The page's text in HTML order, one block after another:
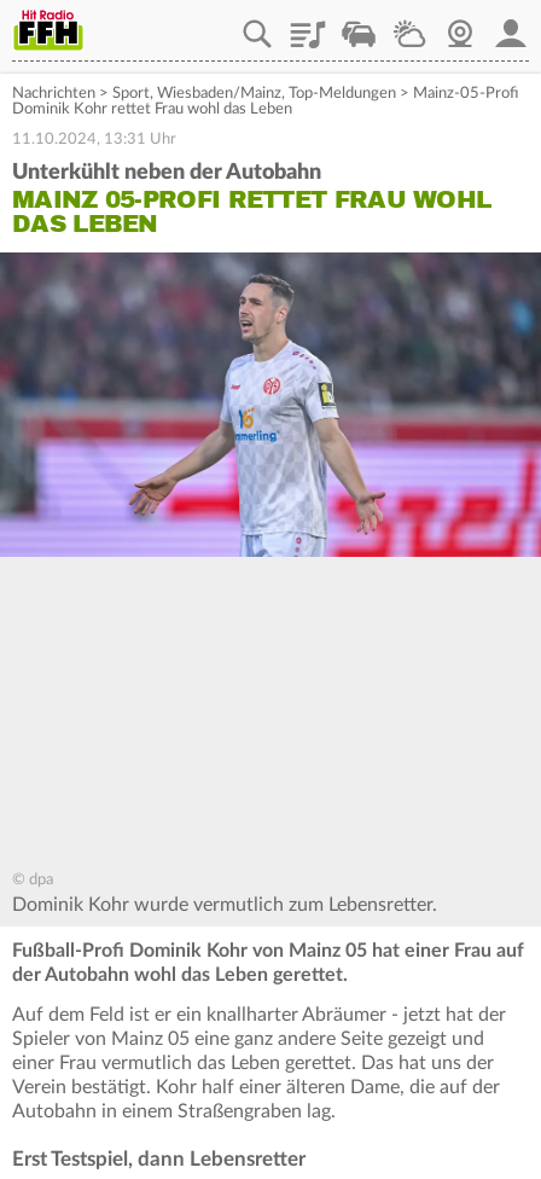
PlaylistStaupilotWetterWebcam
Nachrichten > Sport, Wiesbaden/Mainz, Top-Meldungen > Mainz-05-Profi
Dominik Kohr rettet Frau wohl das Leben
11.10.2024, 13:31 Uhr
Unterkühlt neben der Autobahn
MAINZ 05-PROFI RETTET FRAU WOHL
DAS LEBEN
© dpa
Dominik Kohr wurde vermutlich zum Lebensretter.
Fußball-Profi Dominik Kohr von Mainz 05 hat einer Frau auf
der Autobahn wohl das Leben gerettet.
Auf dem Feld ist er ein knallharter Abräumer - jetzt hat der
Spieler von Mainz 05 eine ganz andere Seite gezeigt und
einer Frau vermutlich das Leben gerettet. Das hat uns der
Verein bestätigt. Kohr half einer älteren Dame, die auf der
Autobahn in einem Straßengraben lag.
Erst Testspiel, dann Lebensretter